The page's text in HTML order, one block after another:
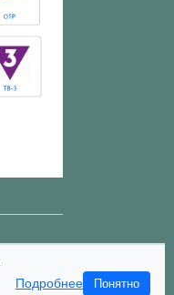
Подробнее Понятно